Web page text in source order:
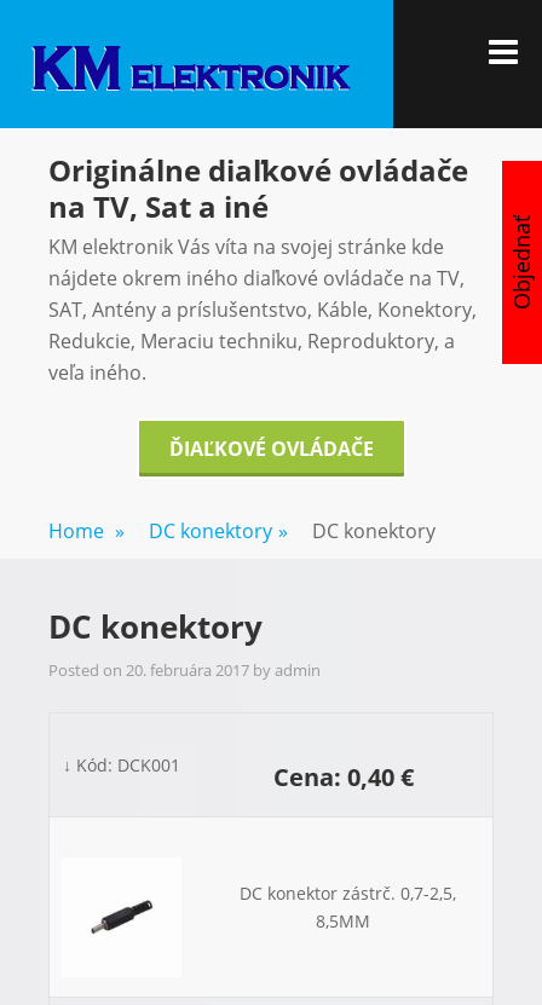
content
Originálne diaľkové ovládače
na TV, Sat a iné
KM elektronik Vás víta na svojej stránke kde
nájdete okrem iného diaľkové ovládače na TV,
SAT, Antény a príslušentstvo, Káble, Konektory,
Redukcie, Meraciu techniku, Reproduktory, a
veľa iného.
ĎIAĽKOVÉ OVLÁDAČE
Home » DC konektory » DC konektory
DC konektory
Posted on 20. februára 2017 byadmin
↓ Kód: DCK001 Cena: 0,40 €
DC konektor zástrč. 0,7-2,5,
8,5MM
Objednať